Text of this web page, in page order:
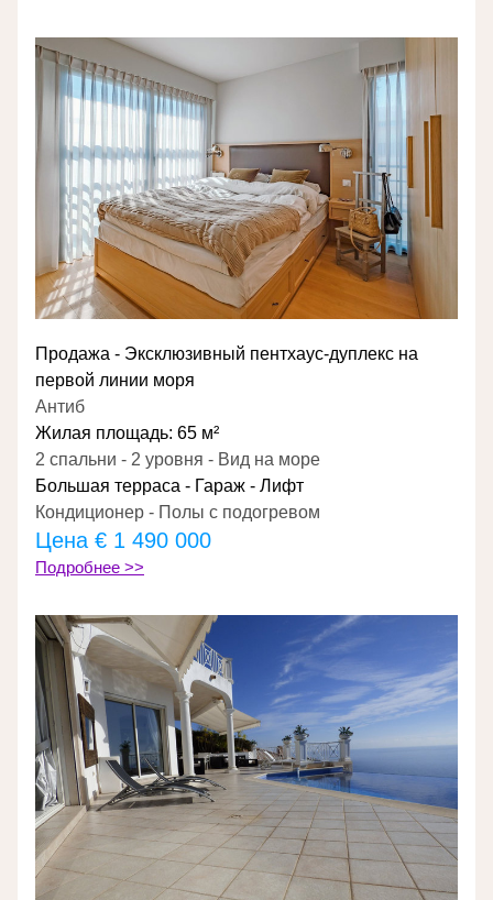
Продажа - Эксклюзивный пентхаус-дуплекс на
первой линии моря
Антиб
Жилая площадь: 65 м²
2 спальни - 2 уровня - Вид на море
Большая терраса - Гараж - Лифт
Кондиционер - Полы с подогревом
Цена € 1 490 000
Подробнее >>